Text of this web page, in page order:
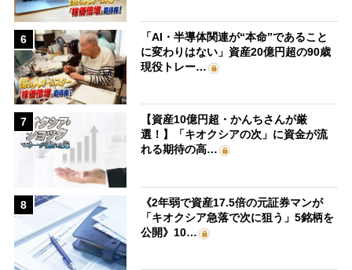
6
「AI・半導体関連が“本命”であること
に変わりはない」資産20億円超の90歳
現役トレー…
7
【資産10億円超・かんちさんが厳
選！】「キオクシアの次」に資金が流
れる期待の高…
8
《2年弱で資産17.5倍の元証券マンが
「キオクシア急落で次に狙う」5銘柄を
公開》10…